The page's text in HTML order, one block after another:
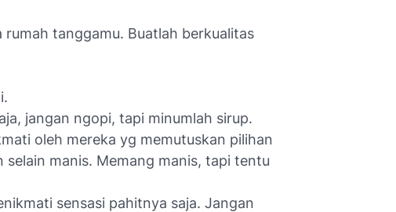
rumah tanggamu. Buatlah berkualitas
jangan ngopi, tapi minumlah sirup.
oleh mereka yg memutuskan pilihan
selain manis. Memang manis, tapi tentu
sensasi pahitnya saja. Jangan